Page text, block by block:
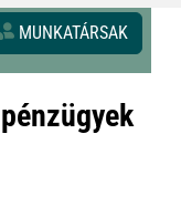
MUNKATÁRSAK